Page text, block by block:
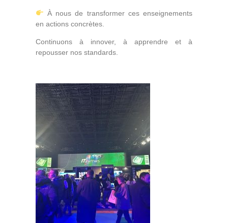
À nous de transformer ces enseignements
en actions concrètes.
Continuons à innover, à apprendre et à
repousser nos standards.